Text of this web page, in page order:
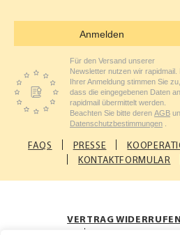
Anmelden
Für den Versand unserer
Newsletter nutzen wir rapidmail.
Ihrer Anmeldung stimmen Sie zu,
dass die eingegebenen Daten an
rapidmail übermittelt werden.
Beachten Sie bitte deren AGB
Datenschutzbestimmungen
FAQS PRESSE
KONTAKTFORMULAR
VERTRAG WIDERRUFEN